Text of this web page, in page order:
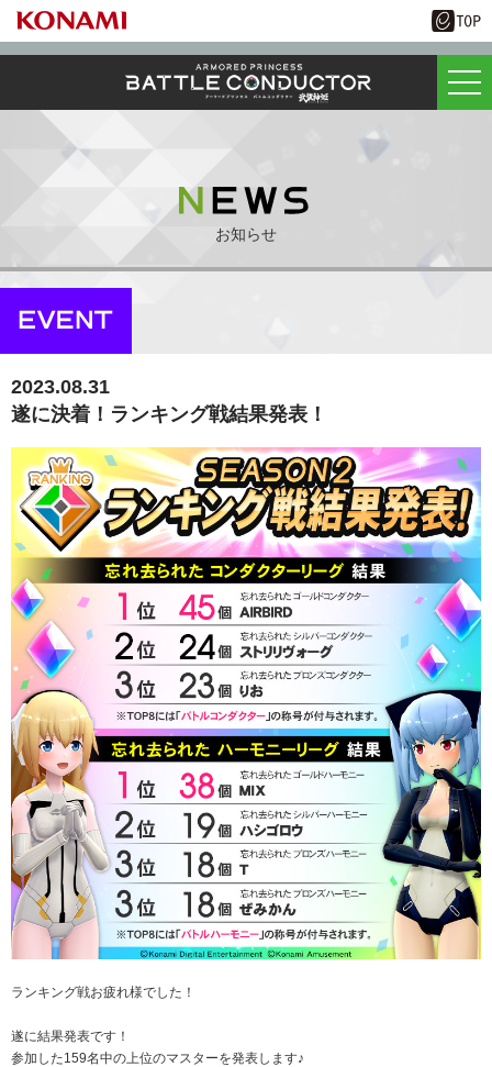
お知らせ
2023.08.31
遂に決着！ランキング戦結果発表！
ランキング戦お疲れ様でした！
遂に結果発表です！
参加した159名中の上位のマスターを発表します♪